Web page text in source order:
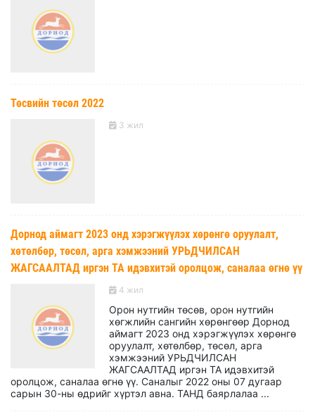
Төсвийн төсөл 2022
3 жил
Дорнод аймагт 2023 онд хэрэгжүүлэх хөрөнгө оруулалт,
хөтөлбөр, төсөл, арга хэмжээний УРЬДЧИЛСАН
ЖАГСААЛТАД иргэн ТА идэвхитэй оролцож, саналаа өгнө үү
4 жил
Орон нутгийн төсөв, орон нутгийн
хөгжлийн сангийн хөрөнгөөр Дорнод
аймагт 2023 онд хэрэгжүүлэх хөрөнгө
оруулалт, хөтөлбөр, төсөл, арга
хэмжээний УРЬДЧИЛСАН
ЖАГСААЛТАД иргэн ТА идэвхитэй
оролцож, саналаа өгнө үү. Саналыг 2022 оны 07 дугаар
сарын 30-ны өдрийг хүртэл авна. ТАНД баярлалаа ...